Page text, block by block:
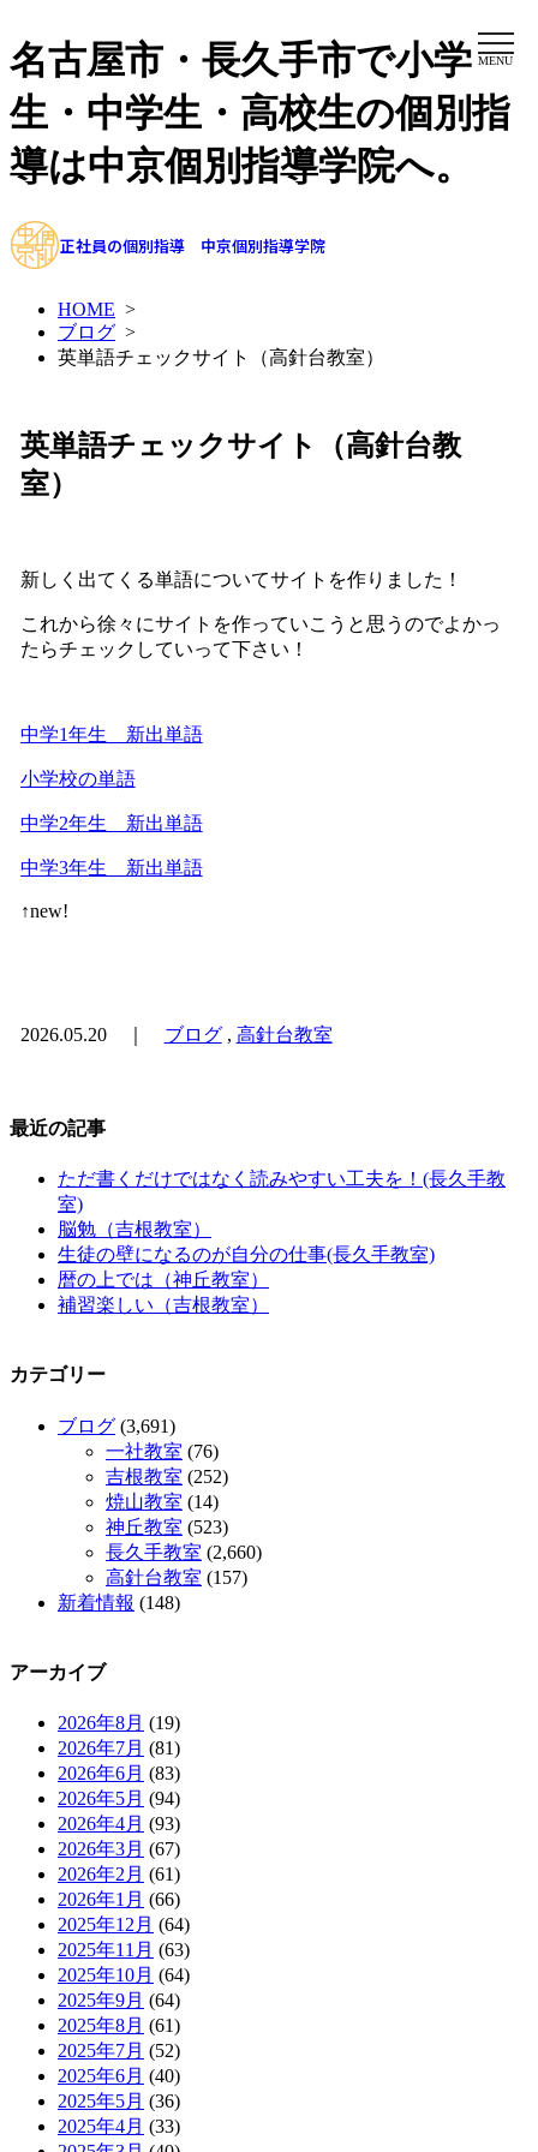
名古屋市・長久手市で小学
生・中学生・高校生の個別指
導は中京個別指導学院へ。
正社員の個別指導 中京個別指導学院
MENU
HOME >
ブログ >
英単語チェックサイト（高針台教室）
英単語チェックサイト（高針台教
室）
新しく出てくる単語についてサイトを作りました！
これから徐々にサイトを作っていこうと思うのでよかっ
たらチェックしていって下さい！
中学1年生 新出単語
小学校の単語
中学2年生 新出単語
中学3年生 新出単語
↑new!
2026.05.20 ｜ ブログ, 高針台教室
最近の記事
ただ書くだけではなく読みやすい工夫を！(長久手教
室)
脳勉（吉根教室）
生徒の壁になるのが自分の仕事(長久手教室)
暦の上では（神丘教室）
補習楽しい（吉根教室）
カテゴリー
ブログ (3,691)
一社教室 (76)
吉根教室 (252)
焼山教室 (14)
神丘教室 (523)
長久手教室 (2,660)
高針台教室 (157)
新着情報 (148)
アーカイブ
2026年8月 (19)
2026年7月 (81)
2026年6月 (83)
2026年5月 (94)
2026年4月 (93)
2026年3月 (67)
2026年2月 (61)
2026年1月 (66)
2025年12月 (64)
2025年11月 (63)
2025年10月 (64)
2025年9月 (64)
2025年8月 (61)
2025年7月 (52)
2025年6月 (40)
2025年5月 (36)
2025年4月 (33)